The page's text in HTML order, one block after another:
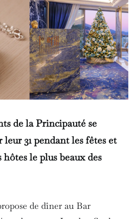
de la Principauté se
leur 31 pendant les fêtes et
le plus beaux des
de dîner au Bar